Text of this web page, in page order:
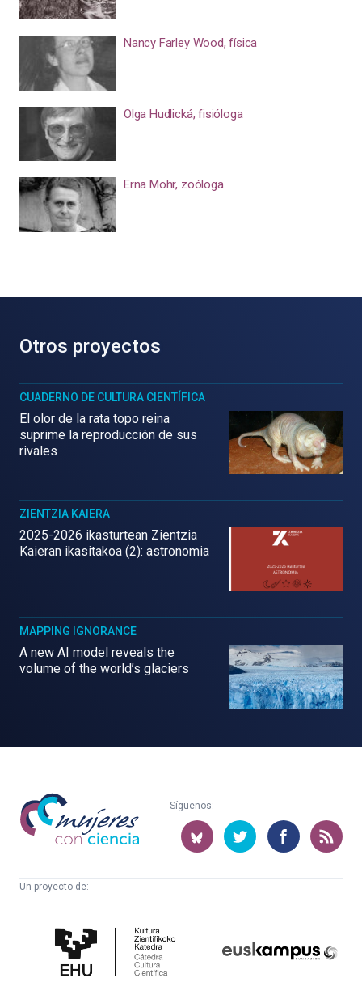
Nancy Farley Wood, física
Olga Hudlická, fisióloga
Erna Mohr, zoóloga
Otros proyectos
CUADERNO DE CULTURA CIENTÍFICA
El olor de la rata topo reina
suprime la reproducción de sus
rivales
ZIENTZIA KAIERA
2025-2026 ikasturtean Zientzia
Kaieran ikasitakoa (2): astronomia
MAPPING IGNORANCE
A new AI model reveals the
volume of the world’s glaciers
Mujeres
con
ciencia
Síguenos:
Un proyecto de:
Cultura
Científica